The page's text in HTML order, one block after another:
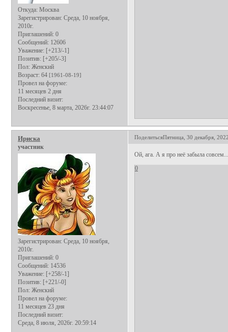
Откуда: Москва
Зарегистрирован: Среда, 10 ноября,
2010г.
Приглашений: 0
Сообщений: 12606
Уважение: [+213/-1]
Позитив: [+205/-3]
Пол: Женский
Возраст: 64 [1961-08-19]
Провел на форуме:
11 месяцев 2 дня
Последний визит:
Воскресенье, 8 марта, 2026г. 23:44:07
ПоделитьсяПятница, 30 декабря,
Ириска
участник
Зарегистрирован: Среда, 10 ноября,
2010г.
Приглашений: 0
Сообщений: 14536
Уважение: [+258/-1]
Позитив: [+221/-0]
Пол: Женский
Провел на форуме:
11 месяцев 23 дня
Последний визит:
Среда, 8 июля, 2026г. 20:59:14
Ой, ага. А я про неё забыла совсем...
0